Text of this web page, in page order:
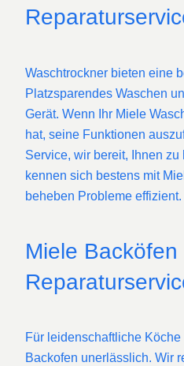
Waschtrockner bieten eine
Platzsparendes Waschen
Gerät. Wenn Ihr Miele
hat, seine Funktionen
Service, wir bereit, Ihnen
kennen sich bestens mit
beheben Probleme effizient.
Miele Backöfen
Für leidenschaftliche
Backofen unerlässlich. Wir